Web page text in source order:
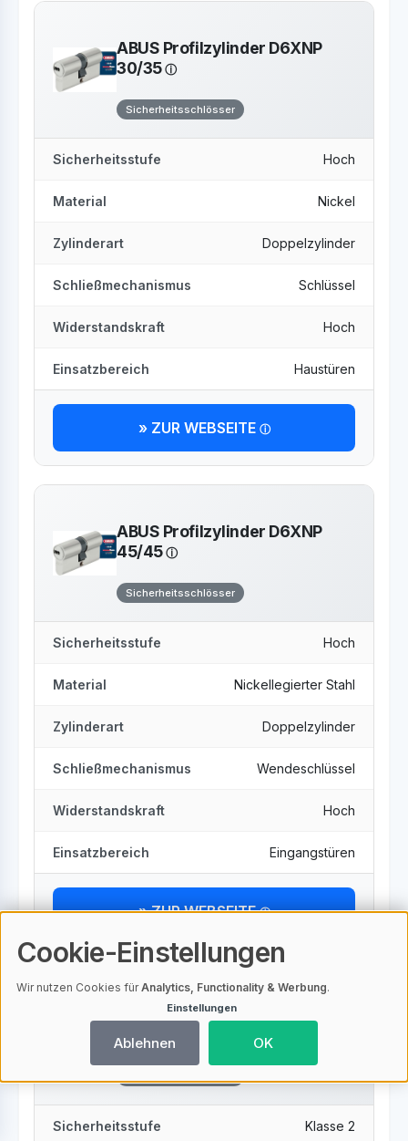
ABUS Profilzylinder D6XNP
30/35
Sicherheitsschlösser
Sicherheitsstufe Hoch
Material Nickel
Zylinderart Doppelzylinder
Schließmechanismus Schlüssel
Widerstandskraft Hoch
Einsatzbereich Haustüren
» ZUR WEBSEITE
ABUS Profilzylinder D6XNP
45/45
Sicherheitsschlösser
Sicherheitsstufe Hoch
Material Nickellegierter Stahl
Zylinderart Doppelzylinder
Schließmechanismus Wendeschlüssel
Widerstandskraft Hoch
Einsatzbereich Eingangstüren
» ZUR WEBSEITE
ABUS Profil-Zylinder C73N
30/35
Sicherheitsstufe Klasse 2
Cookie-Einstellungen
Wir nutzen Cookies fürAnalytics, Functionality & Werbung.
Einstellungen
Ablehnen OK